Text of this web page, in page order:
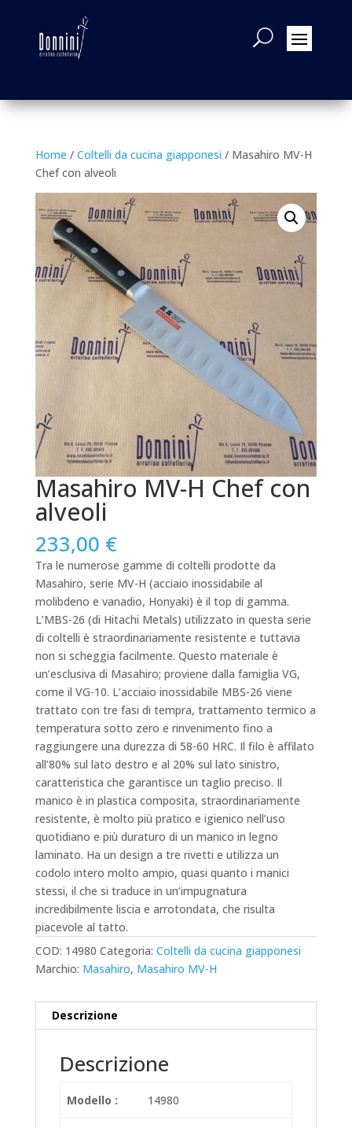
Home / Coltelli da cucina giapponesi / Masahiro MV-H
Chef con alveoli
Masahiro MV-H Chef con
alveoli
233,00 €
Tra le numerose gamme di coltelli prodotte da
Masahiro, serie MV-H (acciaio inossidabile al
molibdeno e vanadio, Honyaki) è il top di gamma.
L’MBS-26 (di Hitachi Metals) utilizzato in questa serie
di coltelli è straordinariamente resistente e tuttavia
non si scheggia facilmente. Questo materiale è
un’esclusiva di Masahiro; proviene dalla famiglia VG,
come il VG-10. L’acciaio inossidabile MBS-26 viene
trattato con tre fasi di tempra, trattamento termico a
temperatura sotto zero e rinvenimento fino a
raggiungere una durezza di 58-60 HRC. Il filo è affilato
all’80% sul lato destro e al 20% sul lato sinistro,
caratteristica che garantisce un taglio preciso. Il
manico è in plastica composita, straordinariamente
resistente, è molto più pratico e igienico nell’uso
quotidiano e più duraturo di un manico in legno
laminato. Ha un design a tre rivetti e utilizza un
codolo intero molto ampio, quasi quanto i manici
stessi, il che si traduce in un’impugnatura
incredibilmente liscia e arrotondata, che risulta
piacevole al tatto.
COD: 14980 Categoria: Coltelli da cucina giapponesi
Marchio: Masahiro, Masahiro MV-H
Descrizione
Descrizione
Modello : 14980